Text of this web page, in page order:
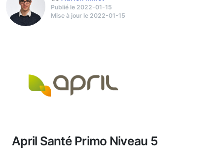
Publié le 2022-01-15
Mise à jour le 2022-01-15
April Santé Primo Niveau 5